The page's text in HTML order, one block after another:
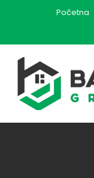
Početna